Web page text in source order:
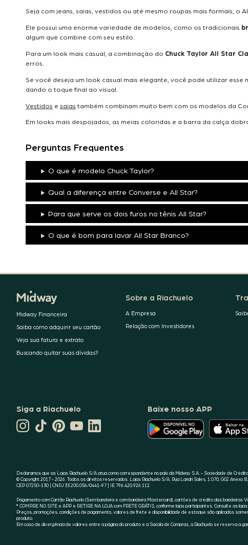
Seja com jeans, saias, vestidos ou até mesmo roupas mais formais,
Ele possui uma enorme variedade de modelos, como os tradicionais
algum que combine com seu estilo.
Para um look mais casual, a combinação do Chuck Taylor All Star
erros.
Se você deseja um look casual mais elegante, você pode utilizar
dando o toque final ao visual.
Vestidos e saias também combinam muito bem com os modelos da
Em looks mais despojados, as meias coloridas e a barra da calça
Perguntas Frequentes
O que é modelo Chuck Taylor?
Qual a diferença entre Converse e All Star?
Para que serve os dois furos no tênis All Star?
O que é bom para lavar All Star Branco?
Midway Financeira
Saiba como adquirir seu cartão
Veja sua fatura e extrato
Buscando quitar suas dívidas?
Sobre a Riachuelo
A Empresa
Relação com Investidores
Siga a Riachuelo
TIKTOKPINTEREST
CANAL
DA LINKEDIN
Baixe nosso APP
O
APLICATIVO
DA
GOOGLE
PLAY
O
DA
Declaramos que as Lojas Riachuelo S/A atua como correspondente no país da Midway S.A. - Sociedade de
© Copyright 2017 - 2026. Todos os direitos reservados. Lojas Riachuelo S/A. Rua Landri Sales, 1.070, G02 Anexo
CEP 07250-130 | CNPJ 33.200.056/0441-97 | IE 796.420.926.112.
Pagamento com Cartão Riachuelo (Sem bandeira e com bandeira Mastercard), cartões de crédito das bandeiras
* COMPRE NO SITE e APP e RETIRE NA LOJA com FRETE GRÁTIS, conforme lojas participantes. Consulte as
Preços, promoções, condições de pagamento, valores de frete e disponibilidade de estoque são aplicados
produto.
Em caso de divergência de valores entre a página do produto e a Sacola de Compras, a Riachuelo se reserva a